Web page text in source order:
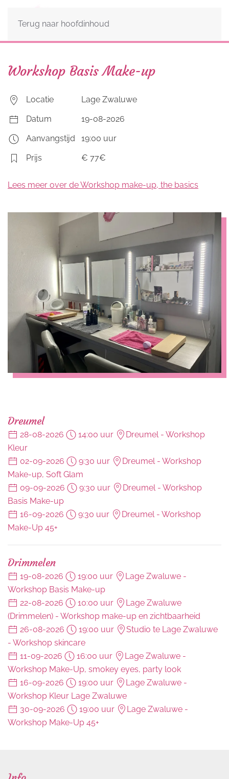
Terug naar hoofdinhoud
Workshop Basis Make-up
Locatie
Lage Zwaluwe
Datum
19-08-2026
Aanvangstijd
19:00 uur
Prijs
€ 77€
Lees meer over de Workshop make-up, the basics
Dreumel
28-08-2026 14:00 uur Dreumel - Workshop
Kleur
02-09-2026
9:30 uur Dreumel - Workshop
Make-up, Soft Glam
09-09-2026
9:30 uur Dreumel - Workshop
Basis Make-up
16-09-2026
9:30 uur Dreumel - Workshop
Make-Up 45+
Drimmelen
19-08-2026 19:00 uur Lage Zwaluwe -
Workshop Basis Make-up
22-08-2026
10:00 uur
Lage Zwaluwe
(Drimmelen) - Workshop make-up en zichtbaarheid
26-08-2026
19:00 uur
Studio te Lage Zwaluwe
- Workshop skincare
11-09-2026
16:00 uur Lage Zwaluwe -
Workshop Make-Up, smokey eyes, party look
16-09-2026
19:00 uur Lage Zwaluwe -
Workshop Kleur Lage Zwaluwe
30-09-2026
19:00 uur Lage Zwaluwe -
Workshop Make-Up 45+